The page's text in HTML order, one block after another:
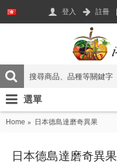
登入 註冊
選單
Home 日本德島達磨奇異果
日本德島達磨奇異果